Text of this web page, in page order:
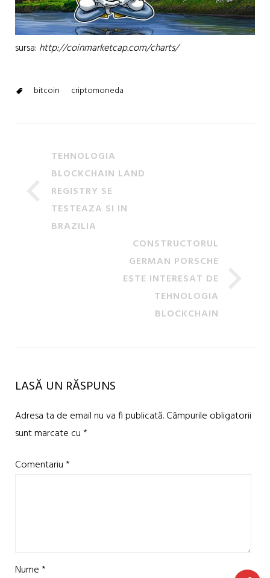
sursa: http://coinmarketcap.com/charts/
bitcoin criptomoneda
TEHNOLOGIA
BLOCKCHAIN LAND
REGISTRY SE
TESTEAZA SI IN
BRAZILIA
CONSTRUCTORUL
GERMAN PORSCHE
ESTE INTERESAT DE
TEHNOLOGIA
BLOCKCHAIN
LASĂ UN RĂSPUNS
Adresa ta de email nu va fi publicată.Câmpurile obligatorii
sunt marcate cu*
Comentariu*
Nume*